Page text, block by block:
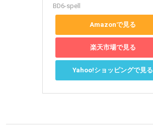
BD6-spell
Amazonで見る
楽天市場で見る
Yahoo!ショッピングで見る